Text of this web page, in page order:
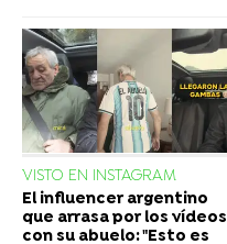
VISTO EN INSTAGRAM
El influencer argentino
que arrasa por los vídeos
con su abuelo: "Esto es